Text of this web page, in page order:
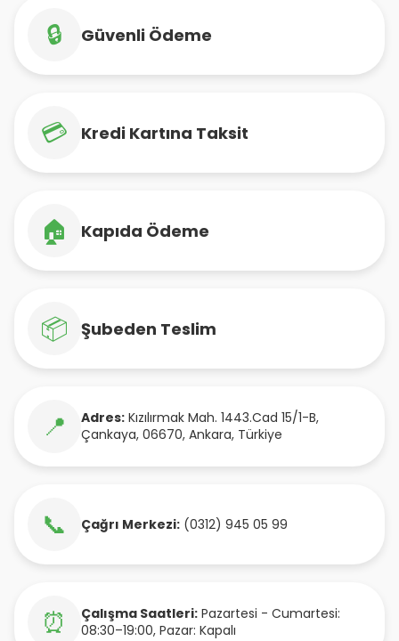
🔒 Güvenli Ödeme
💳 Kredi Kartına Taksit
🏠 Kapıda Ödeme
📦 Şubeden Teslim
📍 Adres: Kızılırmak Mah. 1443.Cad 15/1-B,
Çankaya, 06670, Ankara, Türkiye
📞 Çağrı Merkezi: (0312) 945 05 99
⏰ Çalışma Saatleri: Pazartesi - Cumartesi:
08:30–19:00, Pazar: Kapalı